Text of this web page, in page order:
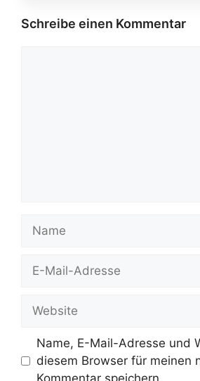
Schreibe einen Kommentar
Name
Website
Name, E-Mail-Adresse und
diesem Browser für meinen
Kommentar speichern.